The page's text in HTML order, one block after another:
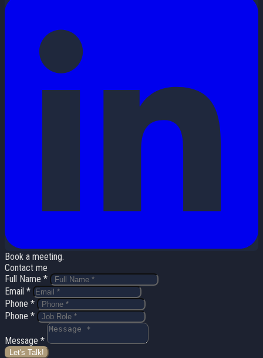
Book a meeting.
Contact me
Full Name *
Email *
Phone *
Phone *
Message *
Let's Talk!